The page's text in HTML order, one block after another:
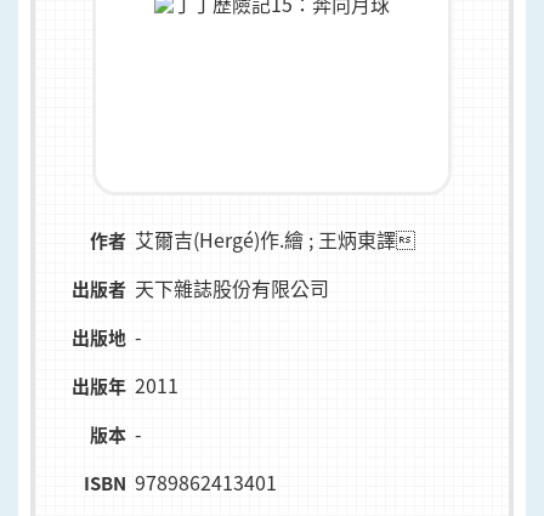
作者 艾爾吉(Hergé)作.繪 ; 王炳東譯
出版者 天下雜誌股份有限公司
出版地 -
出版年 2011
版本 -
ISBN 9789862413401